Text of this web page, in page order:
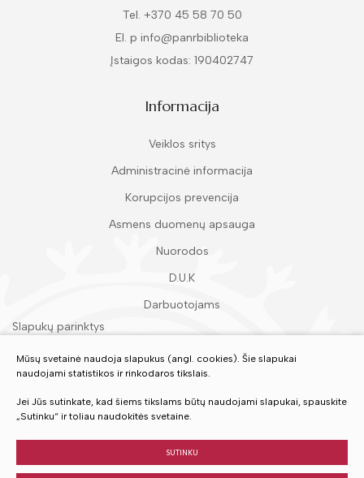
Tel. +370 45 58 70 50
El. p info@panrbiblioteka
Įstaigos kodas: 190402747
Informacija
Veiklos sritys
Administracinė informacija
Korupcijos prevencija
Asmens duomenų apsauga
Nuorodos
D.U.K
Darbuotojams
Slapukų parinktys
Įvertinkite mūsų paslaugas
Mūsų svetainė naudoja slapukus (angl. cookies). Šie slapukai
naudojami statistikos ir rinkodaros tikslais.
Jei Jūs sutinkate, kad šiems tikslams būtų naudojami slapukai, spauskite
„Sutinku“ ir toliau naudokitės svetaine.
SUTINKU